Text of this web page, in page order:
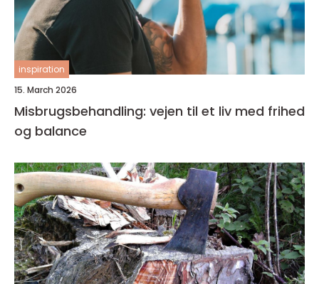
inspiration
15. March 2026
Misbrugsbehandling: vejen til et liv med frihed
og balance